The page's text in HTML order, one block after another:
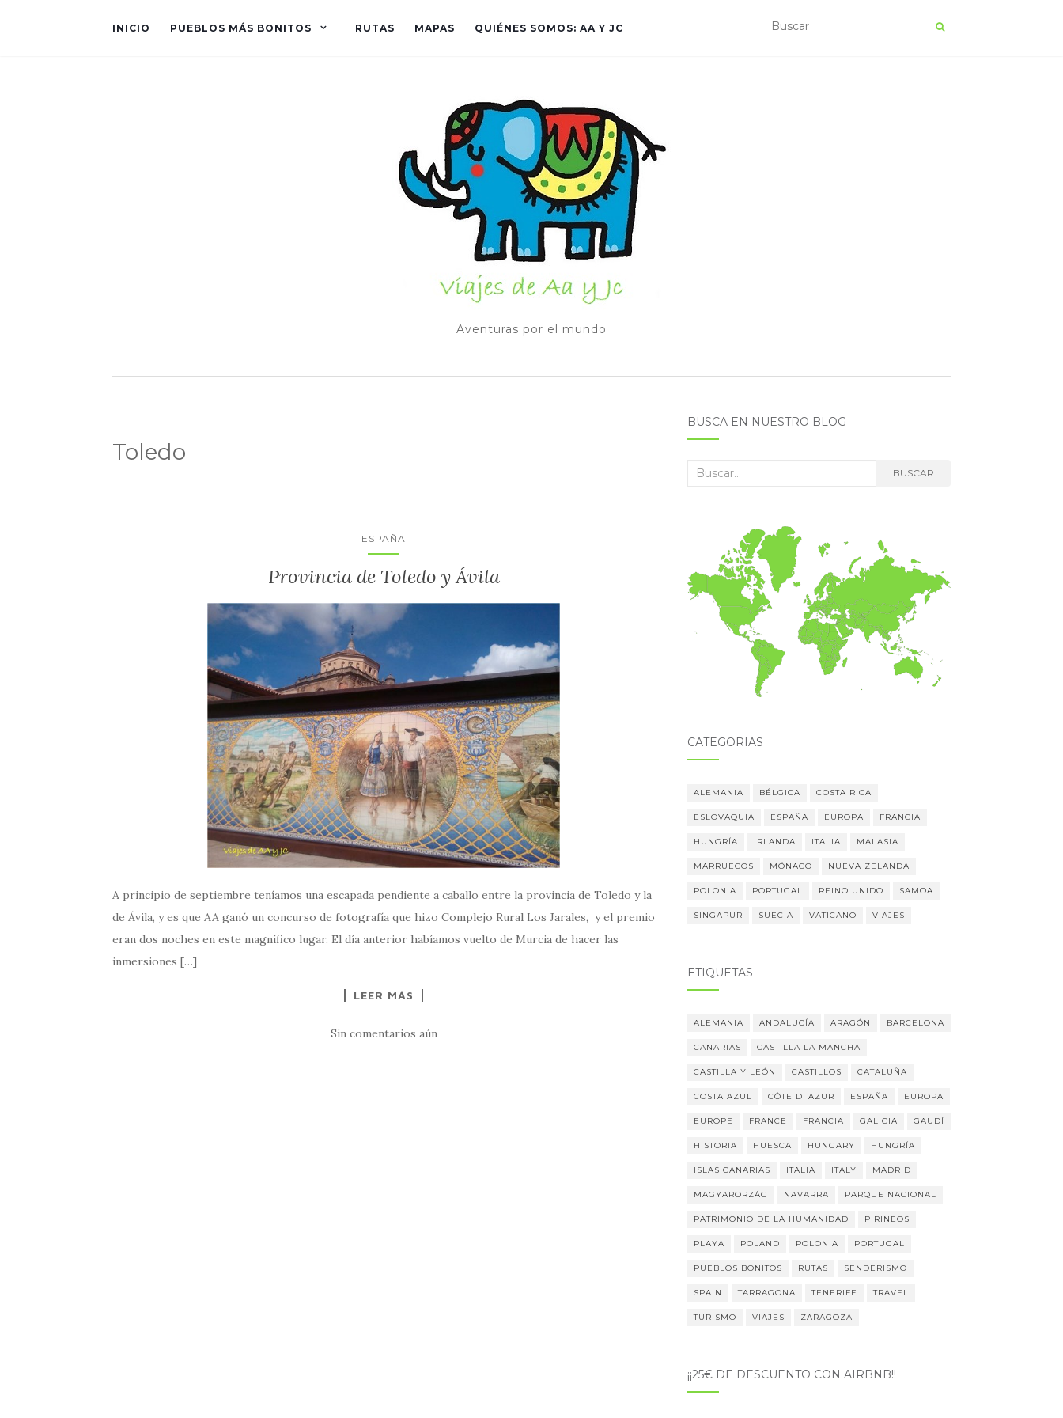
INICIO PUEBLOS MÁS BONITOS RUTAS MAPAS QUIÉNES SOMOS: AA Y JC
Aventuras por el mundo
Toledo
ESPAÑA
Provincia de Toledo y Ávila
A principio de septiembre teníamos una escapada pendiente a caballo entre la provincia de Toledo y la
de Ávila, y es que AA ganó un concurso de fotografía que hizo Complejo Rural Los Jarales, y el premio
eran dos noches en este magnífico lugar. El día anterior habíamos vuelto de Murcia de hacer las
inmersiones […]
LEER MÁS
Sin comentarios aún
BUSCA EN NUESTRO BLOG
Buscar: BUSCAR
CATEGORÍAS
ALEMANIA BÉLGICA COSTA RICA
ESLOVAQUIA ESPAÑA EUROPA FRANCIA
HUNGRÍA IRLANDA ITALIA MALASIA
MARRUECOS MÓNACO NUEVA ZELANDA
POLONIA PORTUGAL REINO UNIDO SAMOA
SINGAPUR SUECIA VATICANO VIAJES
ETIQUETAS
ALEMANIA ANDALUCÍA ARAGÓN BARCELONA
CANARIAS CASTILLA LA MANCHA
CASTILLA Y LEÓN CASTILLOS CATALUÑA
COSTA AZUL CÔTE D´AZUR ESPAÑA EUROPA
EUROPE FRANCE FRANCIA GALICIA GAUDÍ
HISTORIA HUESCA HUNGARY HUNGRÍA
ISLAS CANARIAS ITALIA ITALY MADRID
MAGYARORZÁG NAVARRA PARQUE NACIONAL
PATRIMONIO DE LA HUMANIDAD PIRINEOS
PLAYA POLAND POLONIA PORTUGAL
PUEBLOS BONITOS RUTAS SENDERISMO
SPAIN TARRAGONA TENERIFE TRAVEL
TURISMO VIAJES ZARAGOZA
¡¡25€ DE DESCUENTO CON AIRBNB!!